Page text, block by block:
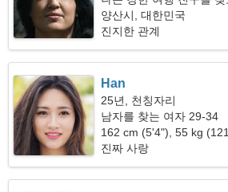
양산시, 대한민국
진지한 관계
Han
25년, 천칭자리
남자를 찾는 여자 29-34
162 cm (5'4"), 55 kg
진짜 사랑